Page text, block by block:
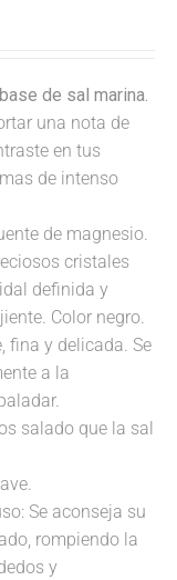
de sal marina.
una nota de
en tus
de intenso
de magnesio.
cristales
definida y
Color negro.
fina y delicada. Se
a la
salado que la sal
Se aconseja su
rompiendo la
y